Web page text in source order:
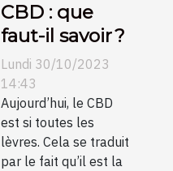
CBD : que
faut-il savoir ?
Lundi 30/10/2023
14:43
Aujourd’hui, le CBD
est si toutes les
lèvres. Cela se traduit
par le fait qu’il est la